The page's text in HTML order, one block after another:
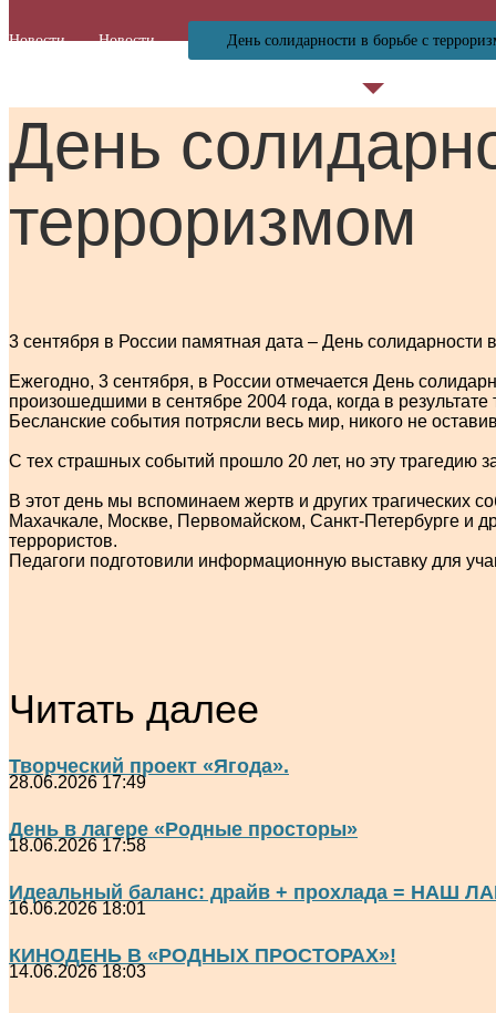
Новости Новости День солидарности в борьбе с
День
терроризмом
3 сентября в России памятная дата – День солидарности
Ежегодно, 3 сентября, в России отмечается День
произошедшими в сентябре 2004 года, когда в результате
Бесланские события потрясли весь мир, никого не
С тех страшных событий прошло 20 лет, но эту трагедию
В этот день мы вспоминаем жертв и других трагических
Махачкале, Москве, Первомайском, Санкт-Петербурге и
террористов.
Педагоги подготовили информационную выставку для
Читать далее
Творческий проект «Ягода».
28.06.2026 17:49
День в лагере «Родные просторы»
18.06.2026 17:58
Идеальный баланс: драйв + прохлада = НАШ
16.06.2026 18:01
КИНОДЕНЬ В «РОДНЫХ ПРОСТОРАХ»!
14.06.2026 18:03